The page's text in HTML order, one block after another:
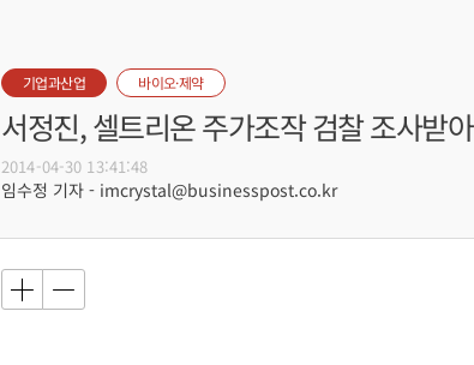
기업과산업 바이오·제약
서정진, 셀트리온 주가조작 검찰 조사받아
2014-04-30 13:41:48
임수정 기자 - imcrystal@businesspost.co.kr